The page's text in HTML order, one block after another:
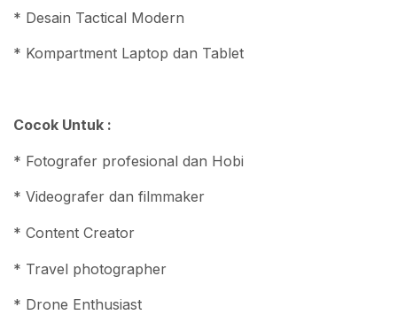
* Desain Tactical Modern
* Kompartment Laptop dan Tablet
Cocok Untuk :
* Fotografer profesional dan Hobi
* Videografer dan filmmaker
* Content Creator
* Travel photographer
* Drone Enthusiast